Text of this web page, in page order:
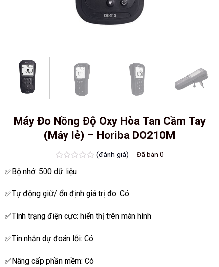
Máy Đo Nồng Độ Oxy Hòa Tan Cầm Tay
(Máy lẻ) – Horiba DO210M
Được
xếp
0.0
5
(đánh giá) Đã bán0
✅Bộ nhớ: 500 dữ liệu
✅Tự động giữ/ ổn định giá trị đo: Có
✅Tình trạng điện cực: hiển thị trên màn hình
✅Tin nhắn dự đoán lỗi: Có
✅Nâng cấp phần mềm: Có